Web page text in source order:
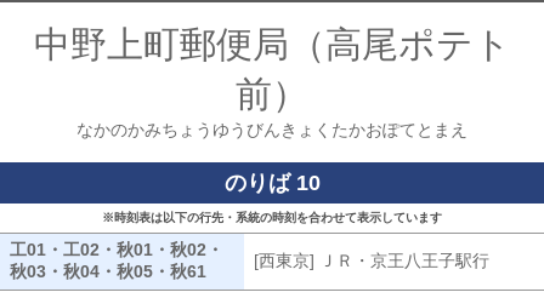
中野上町郵便局（高尾ポテト
前）
なかのかみちょうゆうびんきょくたかおぽてとまえ
のりば 10
※時刻表は以下の行先・系統の時刻を合わせて表示しています
工01・工02・秋01・秋02・
秋03・秋04・秋05・秋61 工01・工02・秋01・秋02・秋03・秋04・
[西東京] ＪＲ・京王八王子駅行